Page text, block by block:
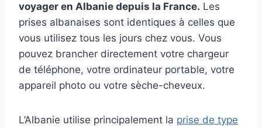
voyager en Albanie depuis la France. Les
prises albanaises sont identiques à celles que
vous utilisez tous les jours chez vous. Vous
pouvez brancher directement votre chargeur
de téléphone, votre ordinateur portable, votre
appareil photo ou votre sèche-cheveux.
L’Albanie utilise principalement la prise de type